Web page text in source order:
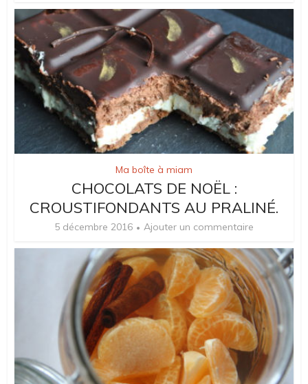
Ma boîte à miam
CHOCOLATS DE NOËL :
CROUSTIFONDANTS AU PRALINÉ.
5 décembre 2016 Ajouter un commentaire